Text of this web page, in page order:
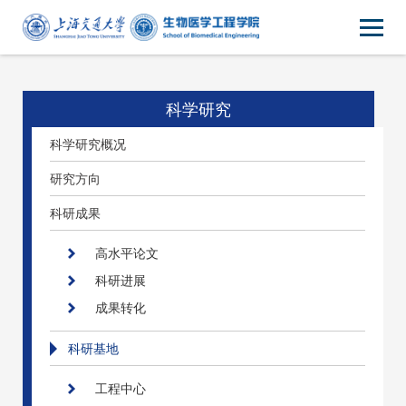
科学研究
科学研究概况
研究方向
科研成果
高水平论文
科研进展
成果转化
科研基地
工程中心